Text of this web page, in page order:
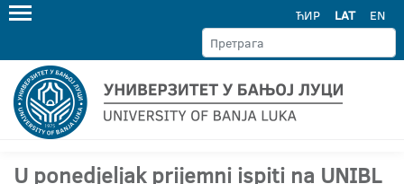
ЋИР LAT EN
U ponedjeljak prijemni ispiti na UNIBL